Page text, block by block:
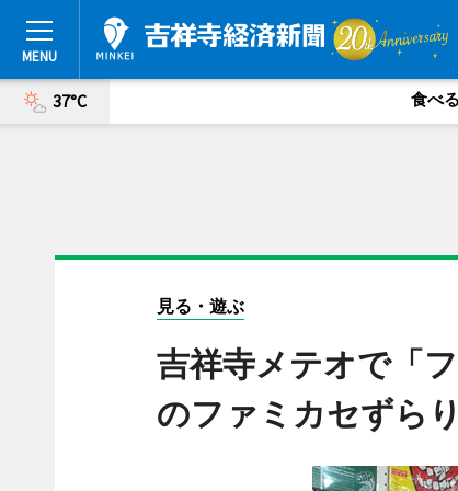
37°C 食べる
見る・遊ぶ
吉祥寺メテオで「
のファミカセずらり